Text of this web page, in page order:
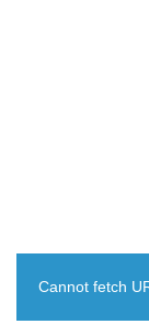
Cannot fetch